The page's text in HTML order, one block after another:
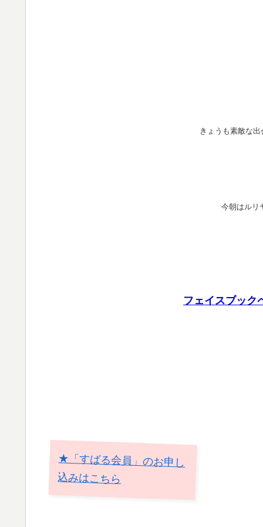
きょうも素敵な出
今朝はルリ
フェイスブック
★「すばる会員」のお申し
込みはこちら